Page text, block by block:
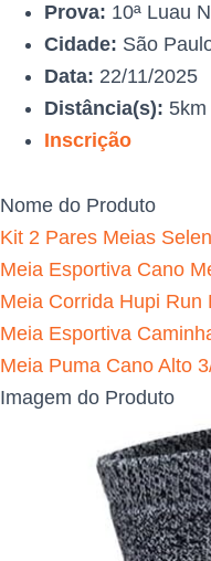
Prova: 10ª Luau
Cidade: São
Data: 22/11/2025
Distância(s): 5km
Inscrição
Nome do Produto
Kit 2 Pares Meias
Meia Esportiva Cano
Meia Corrida Hupi Run
Meia Esportiva
Meia Puma Cano Alto
Imagem do Produto